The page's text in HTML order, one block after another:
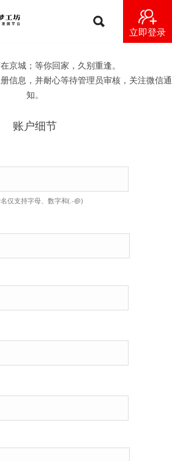
立即登录
法
京城；等你回家，久别重逢。
信息，并耐心等待管理员审核，关注微信通
知。
账户细节
仅支持字母、数字和(.-@)